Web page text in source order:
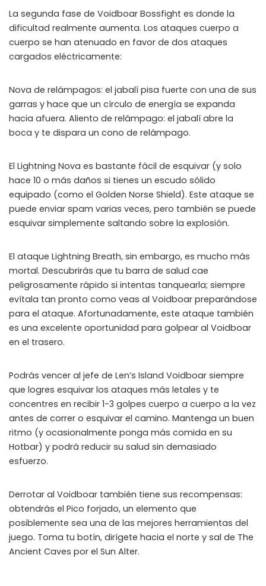
La segunda fase de Voidboar Bossfight es donde la
dificultad realmente aumenta. Los ataques cuerpo a
cuerpo se han atenuado en favor de dos ataques
cargados eléctricamente:
Nova de relámpagos: el jabalí pisa fuerte con una de sus
garras y hace que un círculo de energía se expanda
hacia afuera. Aliento de relámpago: el jabalí abre la
boca y te dispara un cono de relámpago.
El Lightning Nova es bastante fácil de esquivar (y solo
hace 10 o más daños si tienes un escudo sólido
equipado (como el Golden Norse Shield). Este ataque se
puede enviar spam varias veces, pero también se puede
esquivar simplemente saltando sobre la explosión.
El ataque Lightning Breath, sin embargo, es mucho más
mortal. Descubrirás que tu barra de salud cae
peligrosamente rápido si intentas tanquearla; siempre
evítala tan pronto como veas al Voidboar preparándose
para el ataque. Afortunadamente, este ataque también
es una excelente oportunidad para golpear al Voidboar
en el trasero.
Podrás vencer al jefe de Len’s Island Voidboar siempre
que logres esquivar los ataques más letales y te
concentres en recibir 1-3 golpes cuerpo a cuerpo a la vez
antes de correr o esquivar el camino. Mantenga un buen
ritmo (y ocasionalmente ponga más comida en su
Hotbar) y podrá reducir su salud sin demasiado
esfuerzo.
Derrotar al Voidboar también tiene sus recompensas:
obtendrás el Pico forjado, un elemento que
posiblemente sea una de las mejores herramientas del
juego. Toma tu botín, dirígete hacia el norte y sal de The
Ancient Caves por el Sun Alter.